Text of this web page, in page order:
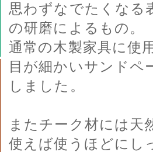
思わずなでたくなる
の研磨によるもの。
通常の木製家具に使
目が細かいサンドペ
しました。
またチーク材には天
使えば使うほどにし